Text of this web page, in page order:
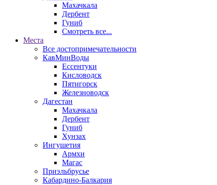
Махачкала
Дербент
Гуниб
Смотреть все...
Места
Все достопримечательности
КавМинВоды
Ессентуки
Кисловодск
Пятигорск
Железноводск
Дагестан
Махачкала
Дербент
Гуниб
Хунзах
Ингушетия
Армхи
Магас
Приэльбрусье
Кабардино-Балкария